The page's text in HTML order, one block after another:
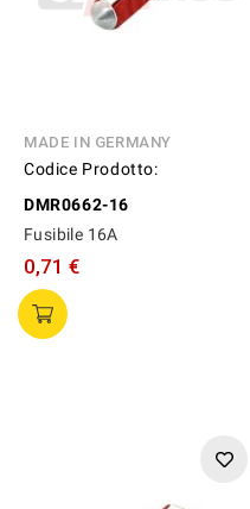
MADE IN GERMANY
Codice Prodotto:
DMR0662-16
Fusibile 16A
0,71 €